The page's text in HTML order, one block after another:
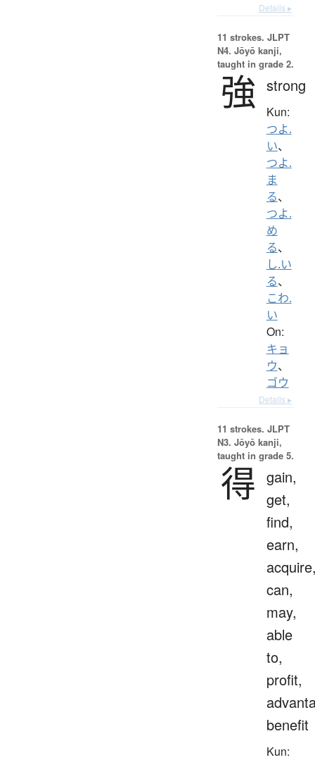
Details ▸
11 strokes. JLPT
N4. Jōyō kanji,
taught in grade 2.
強 strong
Kun:
つよ.
い、
つよ.
ま
る、
つよ.
め
る、
し.い
る、
こわ.
い
On:
キョ
ウ、
ゴウ
Details ▸
11 strokes. JLPT
N3. Jōyō kanji,
taught in grade 5.
得 gain,
get,
find,
earn,
can,
may,
able
to,
profit,
benefit
Kun: